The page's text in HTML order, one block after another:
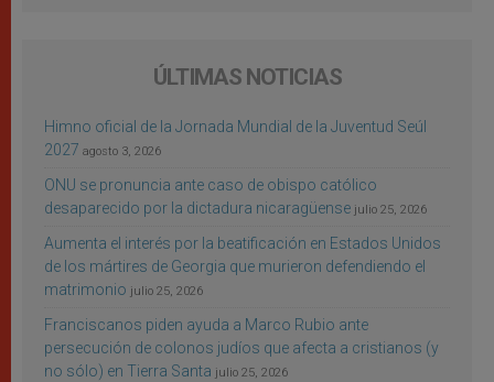
ÚLTIMAS NOTICIAS
Himno oficial de la Jornada Mundial de la Juventud Seúl
2027 agosto 3, 2026
ONU se pronuncia ante caso de obispo católico
desaparecido por la dictadura nicaragüense julio 25, 2026
Aumenta el interés por la beatificación en Estados Unidos
de los mártires de Georgia que murieron defendiendo el
matrimonio julio 25, 2026
Franciscanos piden ayuda a Marco Rubio ante
persecución de colonos judíos que afecta a cristianos (y
no sólo) en Tierra Santa julio 25, 2026